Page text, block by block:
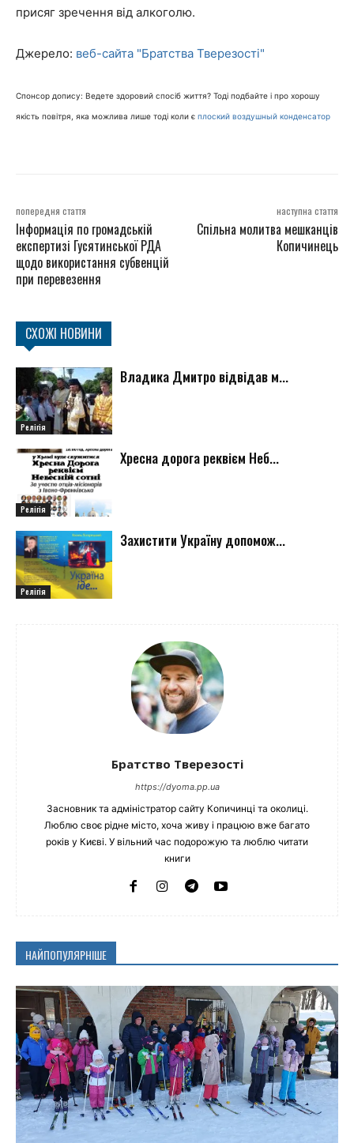
присяг зречення від алкоголю.
Джерело: веб-сайта "Братства Тверезості"
Спонсор допису: Ведете здоровий спосіб життя? Тоді подбайте і про хорошу
якість повітря, яка можлива лише тоді коли є плоский воздушный конденсатор
попередня стаття
Інформація по громадській
експертизі Гусятинської РДА
щодо використання субвенцій
при перевезення
наступна стаття
Спільна молитва мешканців
Копичинець
СХОЖІ НОВИНИ
Релігія
Владика Дмитро відвідав м...
Релігія
Хресна дорога реквієм Неб...
Релігія
Захистити Україну допомож...
Братство Тверезості
https://dyoma.pp.ua
Засновник та адміністратор сайту Копичинці та околиці.
Люблю своє рідне місто, хоча живу і працюю вже багато
років у Києві. У вільний час подорожую та люблю читати
книги
НАЙПОПУЛЯРНІШЕ